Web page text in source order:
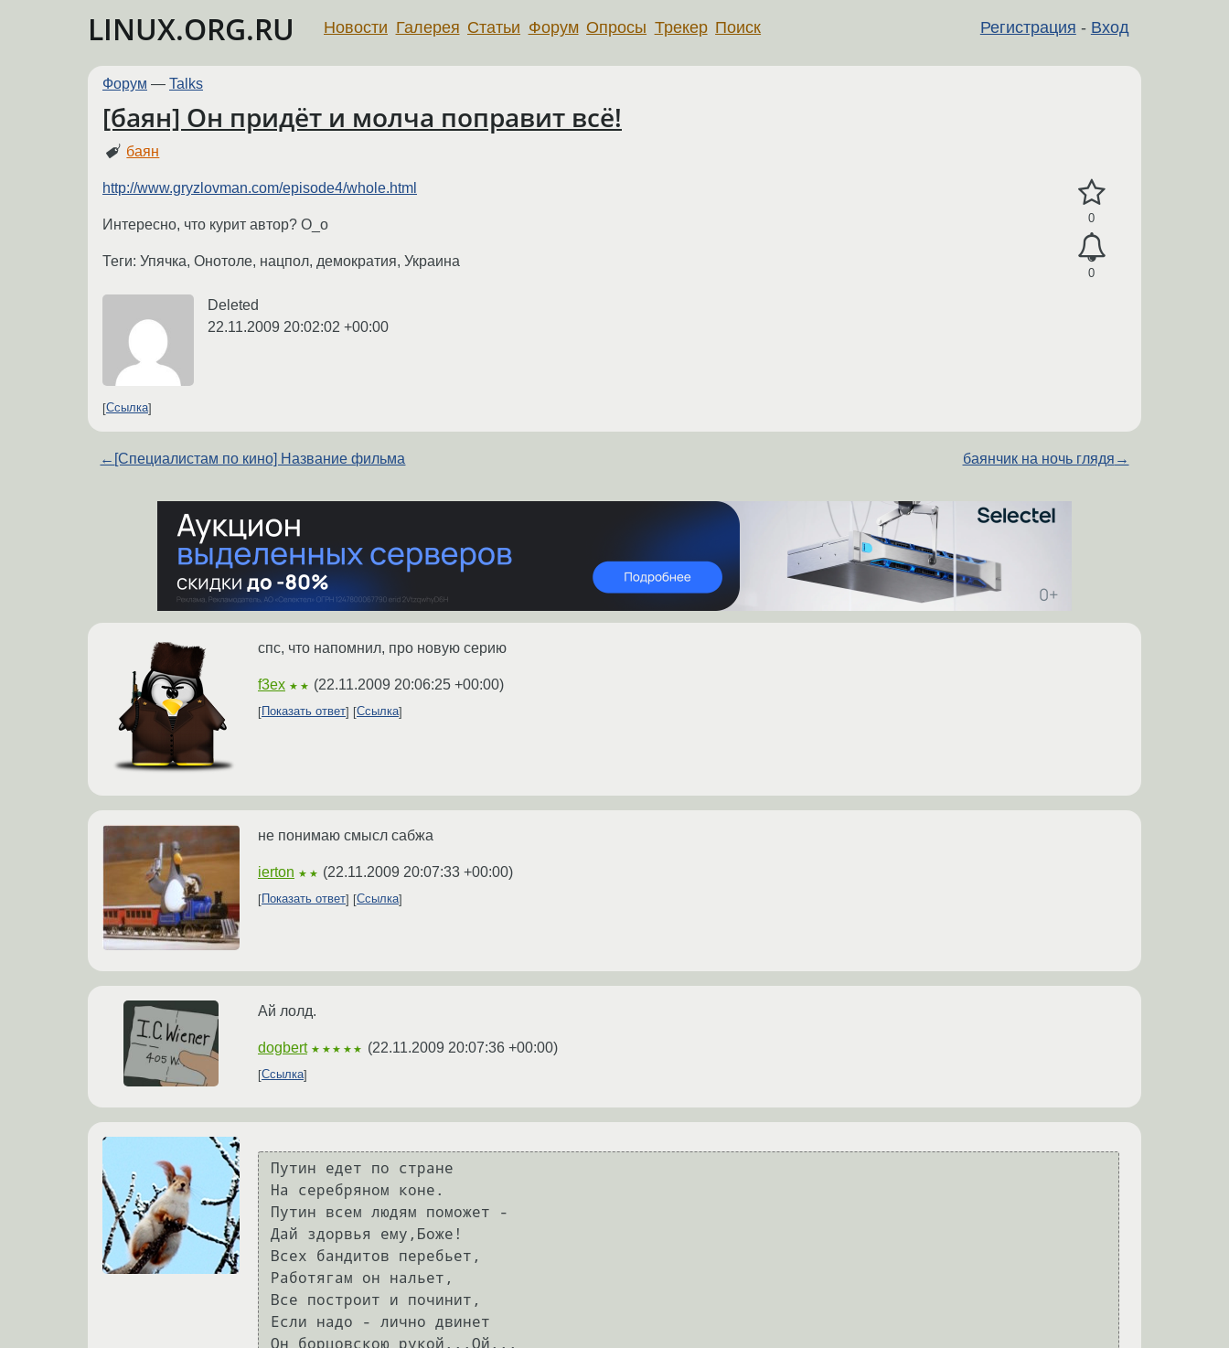
LINUX.ORG.RU Регистрация - Вход
Новости Галерея Статьи Форум Опросы Трекер Поиск
Форум — Talks
[баян] Он придёт и молча поправит всё!
баян
0
0
http://www.gryzlovman.com/episode4/whole.html
Интересно, что курит автор? О_о
Теги: Упячка, Онотоле, нацпол, демократия, Украина
Deleted
22.11.2009 20:02:02 +00:00
Ссылка
← [Специалистам по кино] Название фильма баянчик на ночь глядя →
спс, что напомнил, про новую серию
f3ex ★★ (22.11.2009 20:06:25 +00:00)
Показать ответ Ссылка
не понимаю смысл сабжа
ierton ★★ (22.11.2009 20:07:33 +00:00)
Показать ответ Ссылка
Ай лолд.
dogbert ★★★★★ (22.11.2009 20:07:36 +00:00)
Ссылка
Путин едет по стране
На серебряном коне.
Путин всем людям поможет -
Дай здорвья ему,Боже!
Всех бандитов перебьет,
Работягам он нальет,
Все построит и починит,
Если надо - лично двинет
Он борцовскою рукой...Ой...